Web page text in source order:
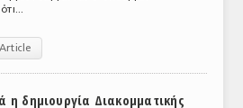
η δημιουργία Διακομματικής